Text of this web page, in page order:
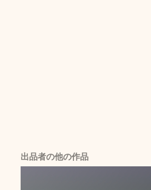
出品者の他の作品